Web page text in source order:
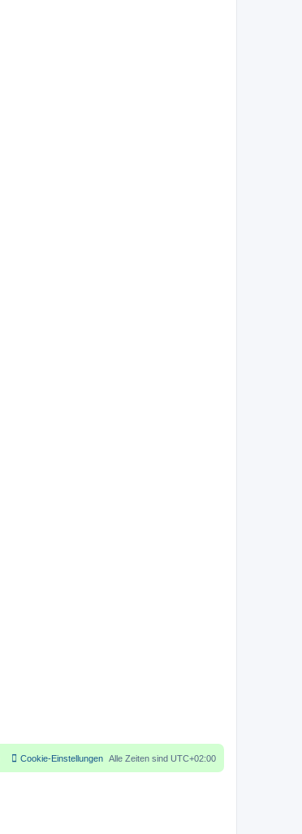
Alle Zeiten sind UTC+02:00
Cookie-Einstellungen